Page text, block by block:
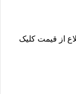
از قیمت کلیک